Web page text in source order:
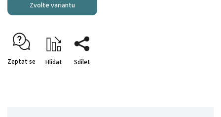
Zvolte variantu
Zeptat se Hlídat Sdílet